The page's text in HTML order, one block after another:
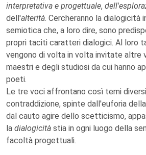
interpretativa e progettuale,
dell'alterità. Cercheranno la dialogicità
semiotica che, a loro dire, sono
propri taciti caratteri dialogici. Al loro
vengono di volta in volta invitate altre
maestri e degli studiosi da cui hanno
poeti.
Le tre voci affrontano così temi
contraddizione, spinte dall'euforia
dal cauto agire dello scetticismo,
la dialogicità stia in ogni luogo della
facoltà progettuali.